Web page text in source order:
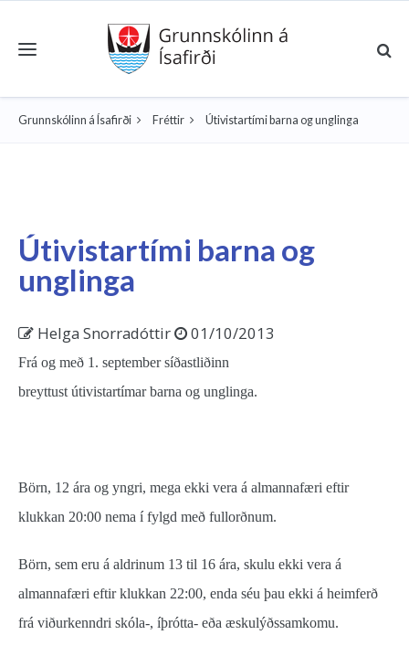
Toggle navigation
Grunnskólinn á Ísafirði Fréttir Útivistartími barna og unglinga
Útivistartími barna og
unglinga
Helga Snorradóttir 01/10/2013
Frá og með 1. september síðastliðinn
breyttust útivistartímar barna og unglinga.
Börn, 12 ára og yngri, mega ekki vera á almannafæri eftir
klukkan 20:00 nema í fylgd með fullorðnum.
Börn, sem eru á aldrinum 13 til 16 ára, skulu ekki vera á
almannafæri eftir klukkan 22:00, enda séu þau ekki á heimferð
frá viðurkenndri skóla-, íþrótta- eða æskulýðssamkomu.